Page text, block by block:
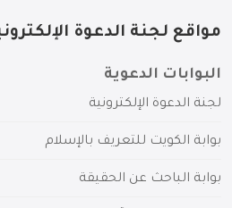
مواقع لجنة الدعوة
البوابات الدعوية
لجنة الدعوة الإلكترونية
بوابة الكويت للتعريف بالإسلام
بوابة الباحث عن الحقيقة